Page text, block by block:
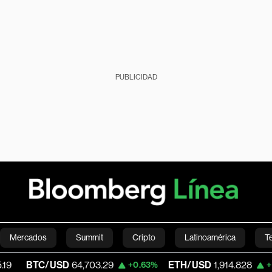
PUBLICIDAD
Mercados Summit Cripto Latinoamérica
Economía Estilo de vida Mundo Videos
64,703.29 +0.63% ETH/USD 1,914.828 +2.10%